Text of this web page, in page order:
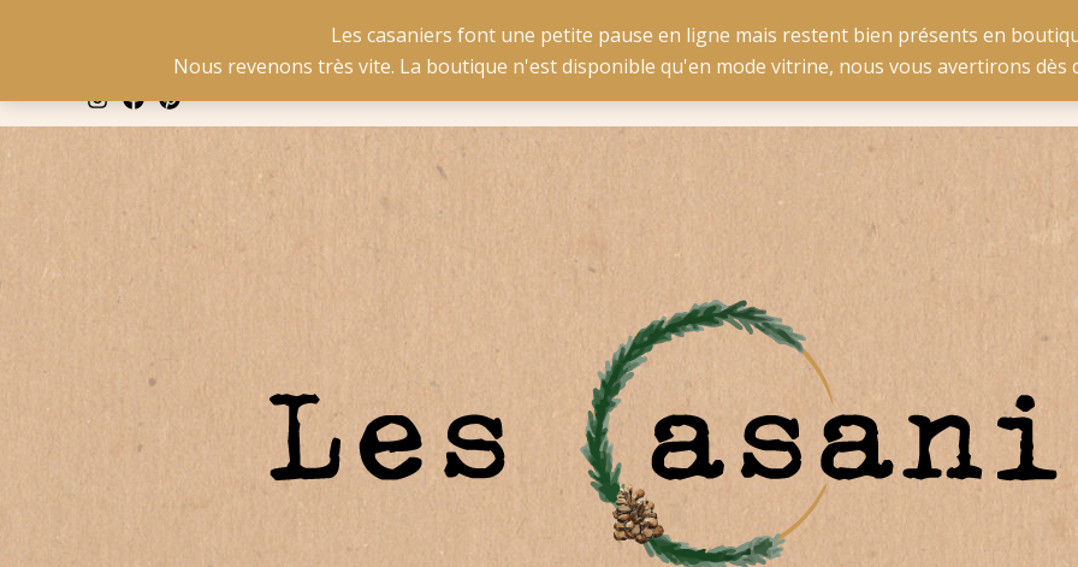
La livraison est gratuite pour la Belgique à partir de 50 € d'achat et pour la France
Les casaniers font une petite pause en ligne mais restent bien présents en
Nous revenons très vite. La boutique n'est disponible qu'en mode vitrine, nous vous avertirons dès